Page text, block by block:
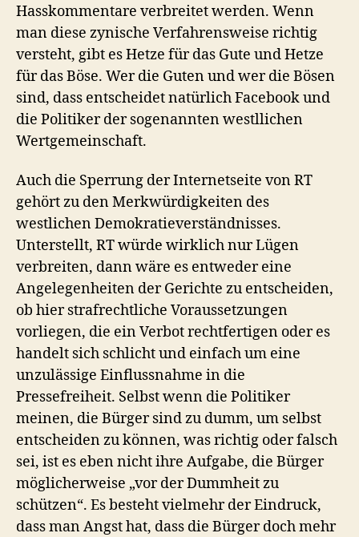
Hasskommentare verbreitet werden. Wenn
man diese zynische Verfahrensweise richtig
versteht, gibt es Hetze für das Gute und Hetze
für das Böse. Wer die Guten und wer die Bösen
sind, dass entscheidet natürlich Facebook und
die Politiker der sogenannten westllichen
Wertgemeinschaft.
Auch die Sperrung der Internetseite von RT
gehört zu den Merkwürdigkeiten des
westlichen Demokratieverständnisses.
Unterstellt, RT würde wirklich nur Lügen
verbreiten, dann wäre es entweder eine
Angelegenheiten der Gerichte zu entscheiden,
ob hier strafrechtliche Voraussetzungen
vorliegen, die ein Verbot rechtfertigen oder es
handelt sich schlicht und einfach um eine
unzulässige Einflussnahme in die
Pressefreiheit. Selbst wenn die Politiker
meinen, die Bürger sind zu dumm, um selbst
entscheiden zu können, was richtig oder falsch
sei, ist es eben nicht ihre Aufgabe, die Bürger
möglicherweise „vor der Dummheit zu
schützen“. Es besteht vielmehr der Eindruck,
dass man Angst hat, dass die Bürger doch mehr